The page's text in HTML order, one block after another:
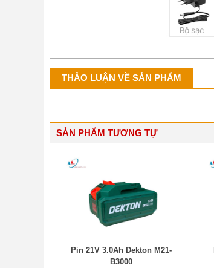
THẢO LUẬN VỀ SẢN PHẨM
SẢN PHẨM TƯƠNG TỰ
Pin 21V 3.0Ah Dekton M21-
B3000